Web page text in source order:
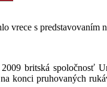
vrece s
britská spoločnosť
konci pruhovaných